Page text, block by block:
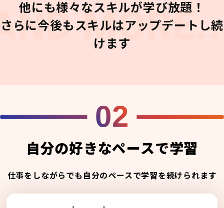
他にも様々なスキルが学び放題！
さらに今後もスキルはアップデートし続
けます
02
自分の好きなペースで学習
仕事をしながらでも自分のペースで学習を続けられます